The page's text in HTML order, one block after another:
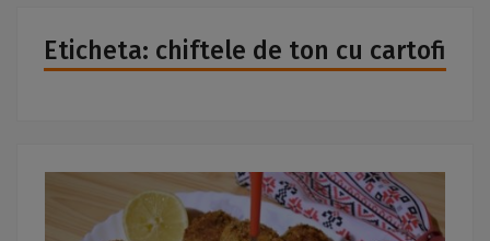
Eticheta: chiftele de ton cu cartofi